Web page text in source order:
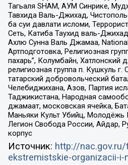
Тагьаля SHAM, АУМ Синрике,
Тавхида Валь-Джихад,
ба суи давлати исломи,
Сеть, Катиба Таухид валь-
Ахлю Сунна Валь Джамаа,
Артподготовка, Религиозная
пахарь”, Колумбайн, Хатлонский
религиозная группа п. Кушкуль
татарский добровольческий
Челебиджихана, Азов, Партия
Таджикистана, Народная
джамаат, московская ячейка,
Маньяки Культ Убийц, Молодёжь
Легион Свобода России, Айдар,
корпус
Источник: http://
ekstremistskie-organizacii-i-